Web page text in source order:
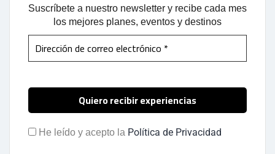
Suscríbete a nuestro newsletter y recibe cada mes
los mejores planes, eventos y destinos
He leído y acepto la Política de Privacidad